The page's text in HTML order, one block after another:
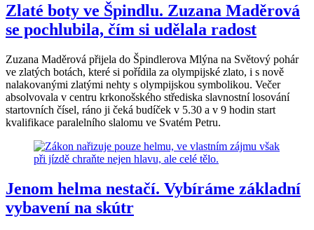
Zlaté boty ve Špindlu. Zuzana Maděrová
se pochlubila, čím si udělala radost
Zuzana Maděrová přijela do Špindlerova Mlýna na Světový pohár
ve zlatých botách, které si pořídila za olympijské zlato, i s nově
nalakovanými zlatými nehty s olympijskou symbolikou. Večer
absolvovala v centru krkonošského střediska slavnostní losování
startovních čísel, ráno ji čeká budíček v 5.30 a v 9 hodin start
kvalifikace paralelního slalomu ve Svatém Petru.
Jenom helma nestačí. Vybíráme základní
vybavení na skútr